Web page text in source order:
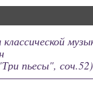
пьесы", соч.52)